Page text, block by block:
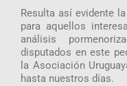
Resulta así evidente
para aquellos
análisis
disputados en este
la Asociación
hasta nuestros días.